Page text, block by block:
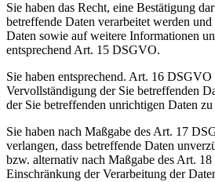
Sie haben das Recht, eine Bestätigung
betreffende Daten verarbeitet werden
Daten sowie auf weitere Informationen
entsprechend Art. 15 DSGVO.
Sie haben entsprechend. Art. 16 DSGVO
Vervollständigung der Sie betreffenden
der Sie betreffenden unrichtigen Daten
Sie haben nach Maßgabe des Art. 17
verlangen, dass betreffende Daten
bzw. alternativ nach Maßgabe des Art.
Einschränkung der Verarbeitung der